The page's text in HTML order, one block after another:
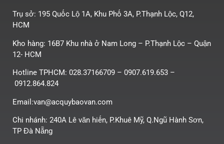
Trụ sở: 195 Quốc Lộ 1A, Khu Phố 3A, P.Thạnh Lộc, Q12,
HCM
Kho hàng: 16B7 Khu nhà ở Nam Long – P.Thạnh Lộc – Quận
12- HCM
Hotline TPHCM: 028.37166709 – 0907.619.653 –
0912.864.824
Email:van@acquybaovan.com
Chi nhánh: 240A Lê văn hiến, P.Khuê Mỹ, Q.Ngũ Hành Sơn,
TP Đà Nẵng